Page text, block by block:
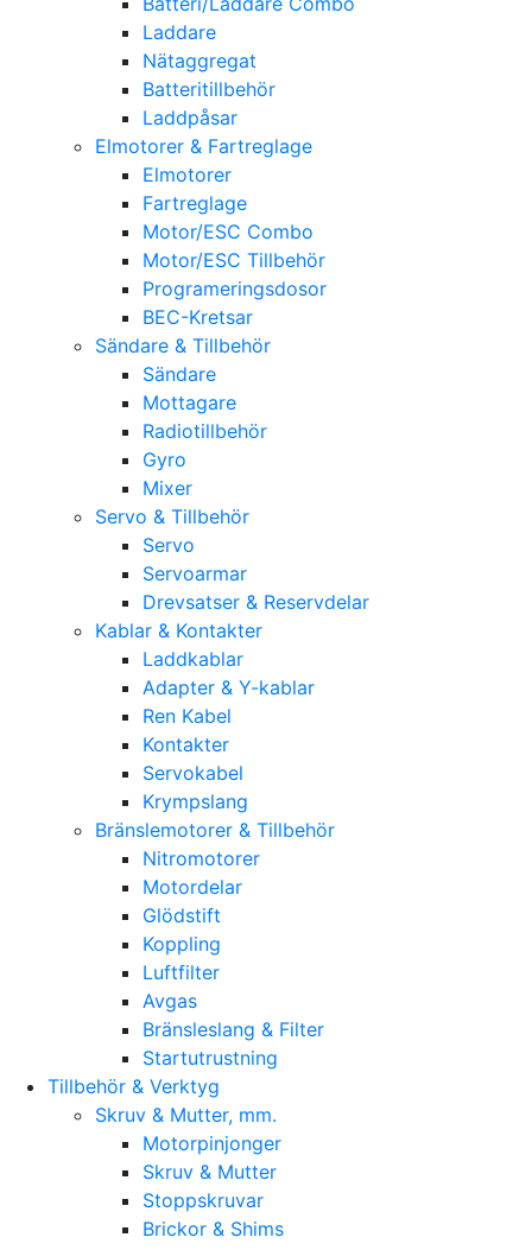
Laddare
Nätaggregat
Batteritillbehör
Laddpåsar
Elmotorer & Fartreglage
Elmotorer
Fartreglage
Motor/ESC Combo
Motor/ESC Tillbehör
Programeringsdosor
BEC-Kretsar
Sändare & Tillbehör
Sändare
Mottagare
Radiotillbehör
Gyro
Mixer
Servo & Tillbehör
Servo
Servoarmar
Drevsatser & Reservdelar
Kablar & Kontakter
Laddkablar
Adapter & Y-kablar
Ren Kabel
Kontakter
Servokabel
Krympslang
Bränslemotorer & Tillbehör
Nitromotorer
Motordelar
Glödstift
Koppling
Luftfilter
Avgas
Bränsleslang & Filter
Startutrustning
Tillbehör & Verktyg
Skruv & Mutter, mm.
Motorpinjonger
Skruv & Mutter
Stoppskruvar
Brickor & Shims